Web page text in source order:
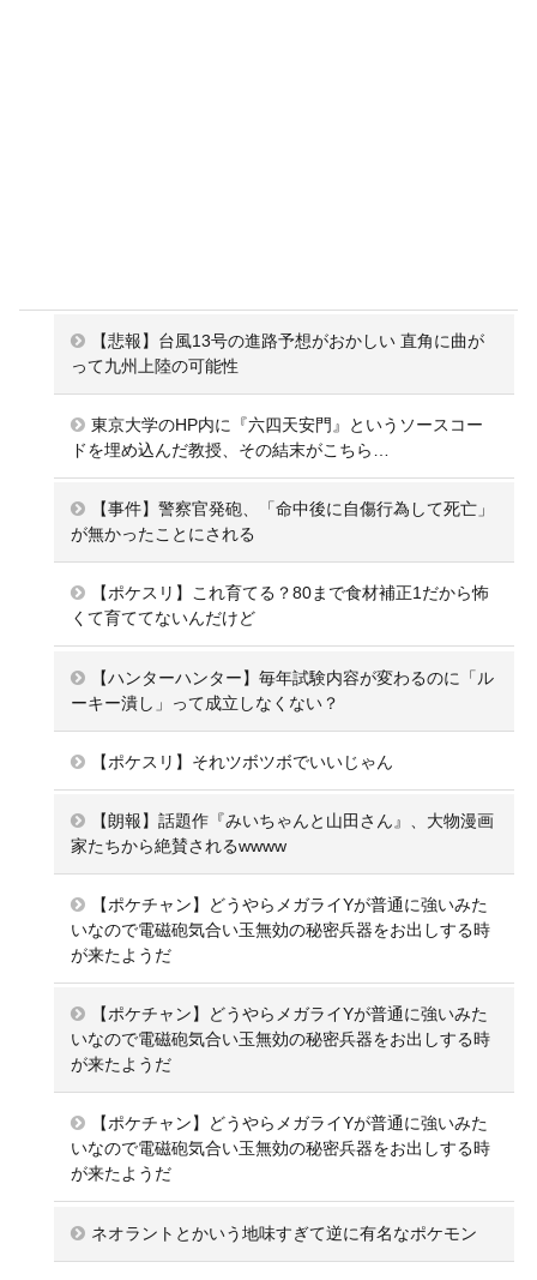
【悲報】台風13号の進路予想がおかしい 直角に曲が
って九州上陸の可能性
東京大学のHP内に『六四天安門』というソースコー
ドを埋め込んだ教授、その結末がこちら…
【事件】警察官発砲、「命中後に自傷行為して死亡」
が無かったことにされる
【ポケスリ】これ育てる？80まで食材補正1だから怖
くて育ててないんだけど
【ハンターハンター】毎年試験内容が変わるのに「ル
ーキー潰し」って成立しなくない？
【ポケスリ】それツボツボでいいじゃん
【朗報】話題作『みいちゃんと山田さん』、大物漫画
家たちから絶賛されるwwww
【ポケチャン】どうやらメガライYが普通に強いみた
いなので電磁砲気合い玉無効の秘密兵器をお出しする時
が来たようだ
【ポケチャン】どうやらメガライYが普通に強いみた
いなので電磁砲気合い玉無効の秘密兵器をお出しする時
が来たようだ
【ポケチャン】どうやらメガライYが普通に強いみた
いなので電磁砲気合い玉無効の秘密兵器をお出しする時
が来たようだ
ネオラントとかいう地味すぎて逆に有名なポケモン